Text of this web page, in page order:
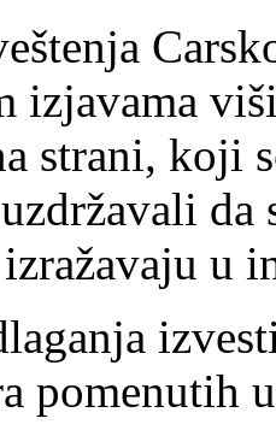
izjavama
strani, koji
da
u
pomenutih